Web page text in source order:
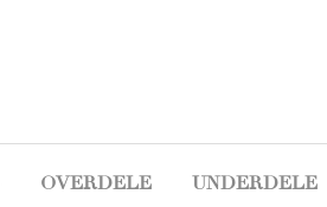
OVERDELE UNDERDELE